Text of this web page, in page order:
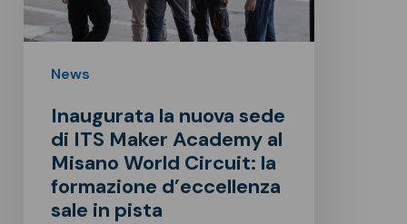
ITS
Maker
Academy
Misano
World
Circuit:
News
Inaugurata la nuova sede
di ITS Maker Academy al
Misano World Circuit: la
formazione d’eccellenza
sale in pista